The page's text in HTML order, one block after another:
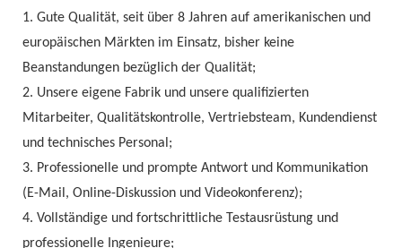
1. Gute Qualität, seit über 8 Jahren auf amerikanischen und
europäischen Märkten im Einsatz, bisher keine
Beanstandungen bezüglich der Qualität;
2. Unsere eigene Fabrik und unsere qualifizierten
Mitarbeiter, Qualitätskontrolle, Vertriebsteam, Kundendienst
und technisches Personal;
3. Professionelle und prompte Antwort und Kommunikation
(E-Mail, Online-Diskussion und Videokonferenz);
4. Vollständige und fortschrittliche Testausrüstung und
professionelle Ingenieure;